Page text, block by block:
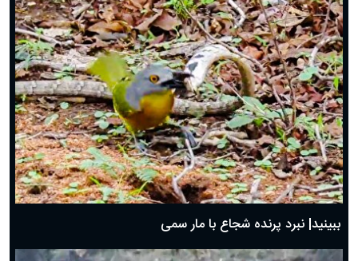
ببینید| نبرد پرنده شجاع با مار سمی